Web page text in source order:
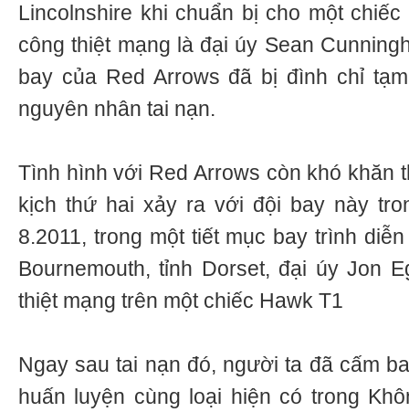
Lincolnshire khi chuẩn bị cho một
công thiệt mạng là đại úy Sean
bay của Red Arrows đã bị đình chỉ
nguyên nhân tai nạn.
Tình hình với Red Arrows còn khó khăn
kịch thứ hai xảy ra với đội bay này
8.2011, trong một tiết mục bay trình
Bournemouth, tỉnh Dorset, đại úy Jon
thiệt mạng trên một chiếc Hawk T1
Ngay sau tai nạn đó, người ta đã cấm
huấn luyện cùng loại hiện có trong